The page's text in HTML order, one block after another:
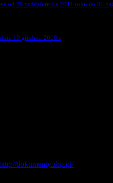
od 29 października 2011 roku do 31
19 grudnia 2010 r.
dokumenty.zhp.pl/,